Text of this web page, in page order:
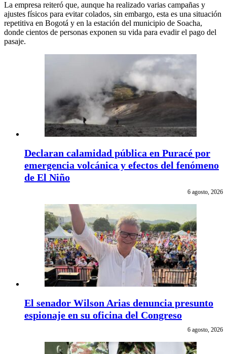
La empresa reiteró que, aunque ha realizado varias campañas y
ajustes físicos para evitar colados, sin embargo, esta es una situación
repetitiva en Bogotá y en la estación del municipio de Soacha,
donde cientos de personas exponen su vida para evadir el pago del
pasaje.
Declaran calamidad pública en Puracé por
emergencia volcánica y efectos del fenómeno
de El Niño
6 agosto, 2026
El senador Wilson Arias denuncia presunto
espionaje en su oficina del Congreso
6 agosto, 2026